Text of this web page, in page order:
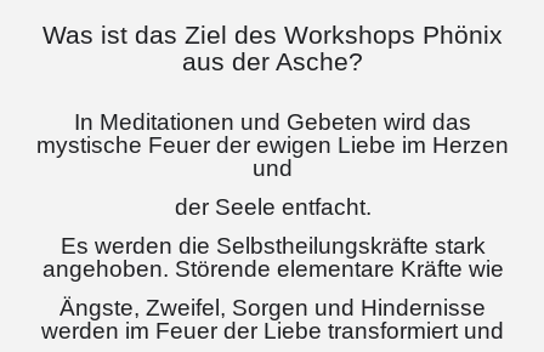
Was ist das Ziel des Workshops Phönix
aus der Asche?
In Meditationen und Gebeten wird das
mystische Feuer der ewigen Liebe im Herzen
und
der Seele entfacht.
Es werden die Selbstheilungskräfte stark
angehoben. Störende elementare Kräfte wie
Ängste, Zweifel, Sorgen und Hindernisse
werden im Feuer der Liebe transformiert und